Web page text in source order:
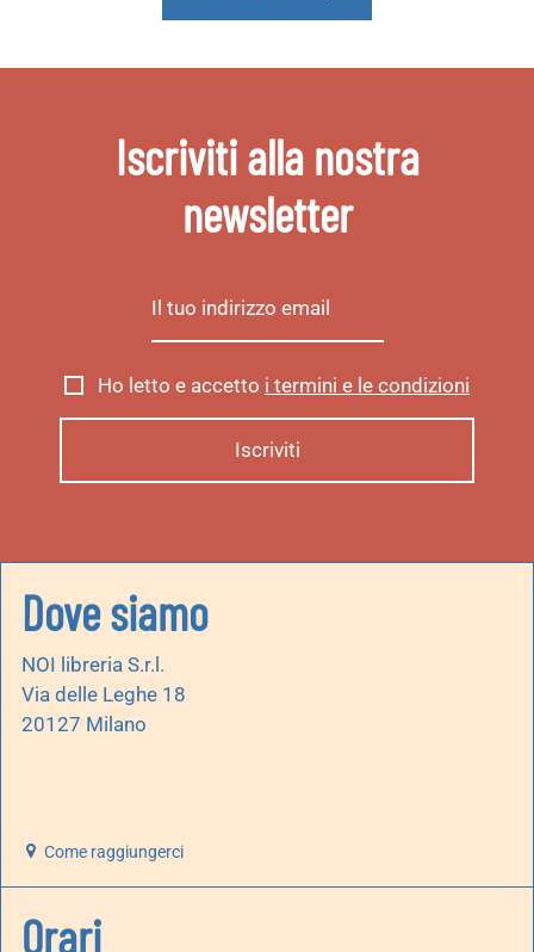
Iscriviti alla nostra
newsletter
Ho letto e accetto i termini e le condizioni
Dove siamo
NOI libreria S.r.l.
Via delle Leghe 18
20127 Milano
Come raggiungerci
Orari